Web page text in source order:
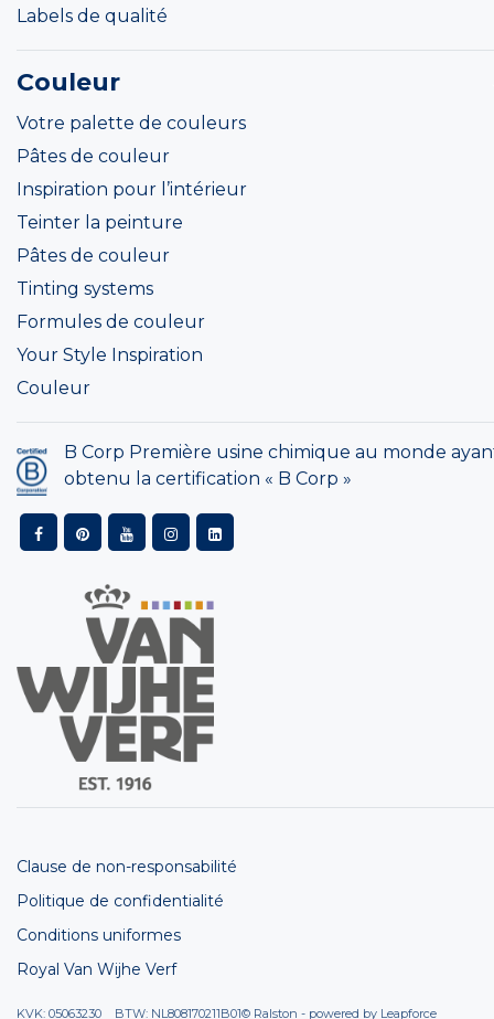
Labels de qualité
Couleur
Votre palette de couleurs
Pâtes de couleur
Inspiration pour l’intérieur
Teinter la peinture
Pâtes de couleur
Tinting systems
Formules de couleur
Your Style Inspiration
Couleur
B Corp Première usine chimique au monde
obtenu la certification « B Corp »
Clause de non-responsabilité
Politique de confidentialité
Conditions uniformes
Royal Van Wijhe Verf
KVK: 05063230 BTW: NL808170211B01© Ralston - powered by Leapforce